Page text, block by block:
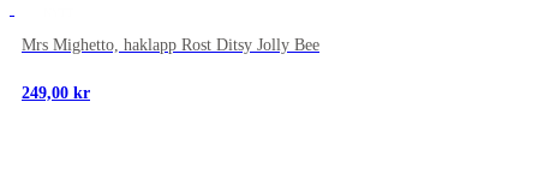
Mrs Mighetto, haklapp Rost Ditsy Jolly Bee
249,00 kr